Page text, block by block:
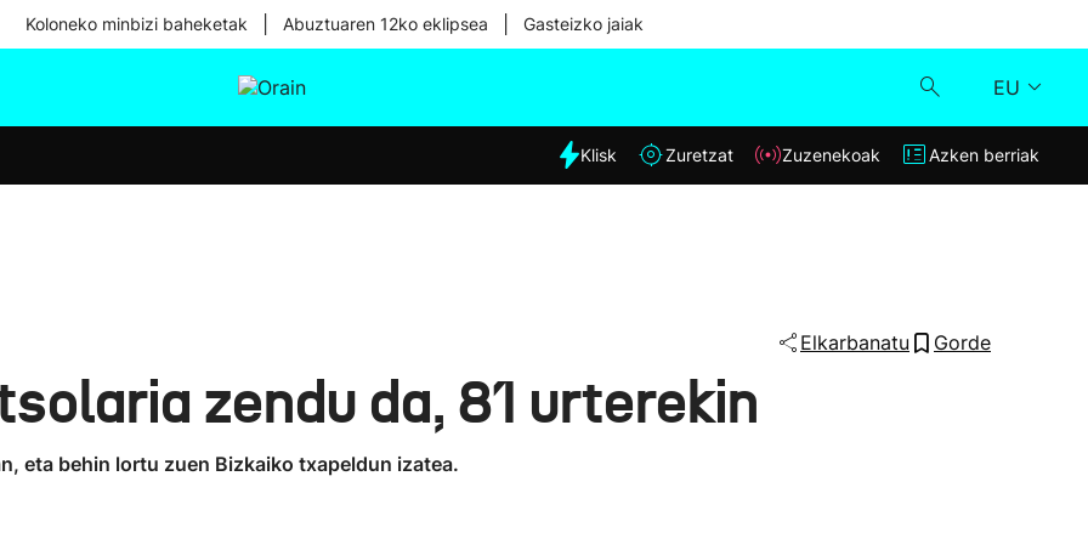
Koloneko minbizi baheketak Abuztuaren 12ko eklipsea Gasteizko jaiak
EU
Eguraldia
Klisk
Klisk Zuretzat Zuzenekoak Azken berriak
Elkarbanatu Gorde
zendu da, 81 urterekin
eta behin lortu zuen Bizkaiko txapeldun izatea.